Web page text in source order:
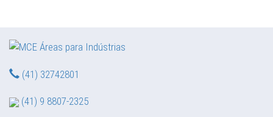
(41) 32742801
(41) 9 8807-2325